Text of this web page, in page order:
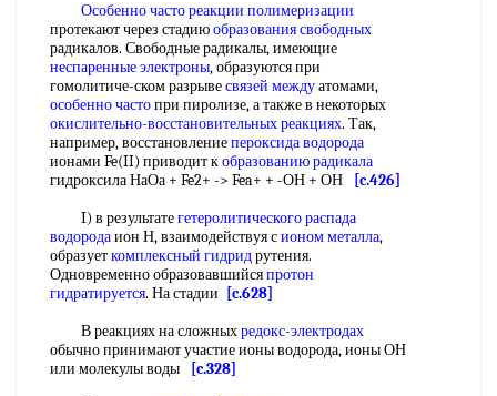
Особенно частореакции полимеризации
протекают через стадиюобразования свободных
радикалов. Свободные радикалы, имеющие
неспаренные электроны, образуются при
гомолитиче-ском разрывесвязей междуатомами,
особенно частопри пиролизе, а также в некоторых
окислительно-восстановительных реакциях. Так,
например, восстановлениепероксида водорода
ионами Fe(II) приводит кобразованию радикала
гидроксила НаОа + Fe2+ -> Fea+ + -ОН + ОН
[c.426]
I) в результатегетеролитического распада
водородаион Н, взаимодействуя сионом металла,
образуеткомплексный гидридрутения.
Одновременно образовавшийсяпротон
гидратируется. На стадии
[c.628]
В реакциях на сложныхредокс-электродах
обычно принимают участие ионы водорода, ионы ОН
или молекулы воды
[c.328]